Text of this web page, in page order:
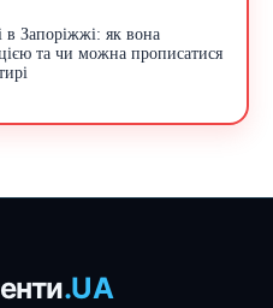
в Запоріжжі: як вона
та чи можна прописатися
.UA